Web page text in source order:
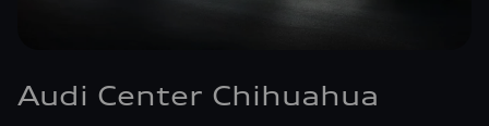
Audi Center Chihuahua